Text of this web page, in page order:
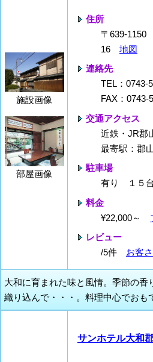
施設画像
部屋画像
住所
〒639-1150
16 地図
連絡先
TEL：0743-
FAX：0743-
交通アクセス
近鉄・JR郡
最寄駅：郡
駐車場
有り １５
料金
¥22,000～
レビュー
/5件 お客
大和に育まれた味と風情。季節の香
織り込んで・・・。料理中心でおも
サンホテル大和